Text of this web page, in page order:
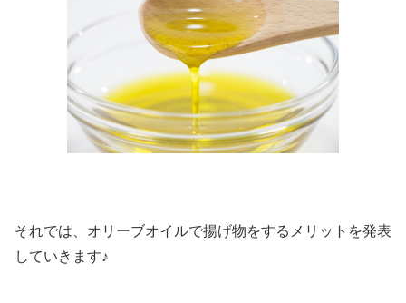
それでは、オリーブオイルで揚げ物をするメリットを発表
していきます♪